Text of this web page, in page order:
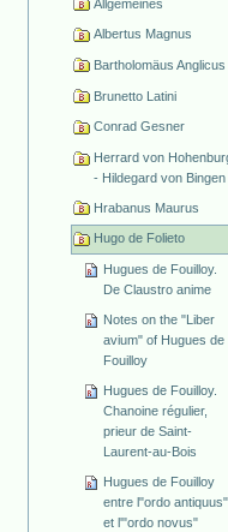
Allgemeines
Albertus Magnus
Bartholomäus Anglicus
Brunetto Latini
Conrad Gesner
Herrard von
- Hildegard von Bingen
Hrabanus Maurus
Hugo de Folieto
Hugues de Fouilloy.
De Claustro anime
Notes on the "Liber
avium" of Hugues de
Fouilloy
Hugues de Fouilloy.
Chanoine régulier,
prieur de Saint-
Laurent-au-Bois
Hugues de Fouilloy
entre l"ordo antiquus"
et l'"ordo novus"